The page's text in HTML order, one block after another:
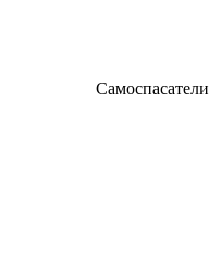
Самоспасатели